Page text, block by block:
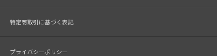
特定商取引に基づく表記
プライバシーポリシー